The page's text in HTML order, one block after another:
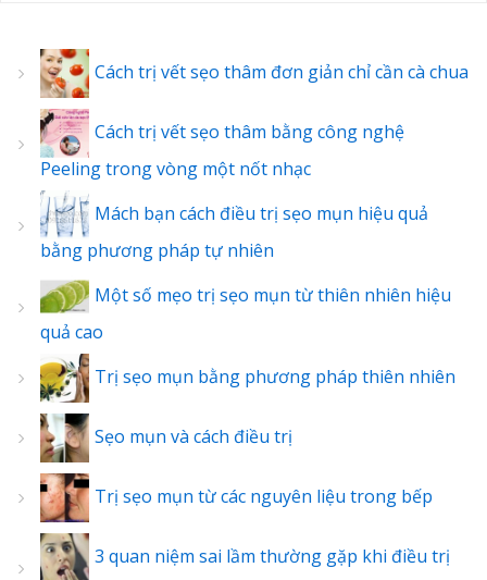
Cách trị vết sẹo thâm đơn giản chỉ cần cà chua
Cách trị vết sẹo thâm bằng công nghệ
Peeling trong vòng một nốt nhạc
Mách bạn cách điều trị sẹo mụn hiệu quả
bằng phương pháp tự nhiên
Một số mẹo trị sẹo mụn từ thiên nhiên hiệu
quả cao
Trị sẹo mụn bằng phương pháp thiên nhiên
Sẹo mụn và cách điều trị
Trị sẹo mụn từ các nguyên liệu trong bếp
3 quan niệm sai lầm thường gặp khi điều trị